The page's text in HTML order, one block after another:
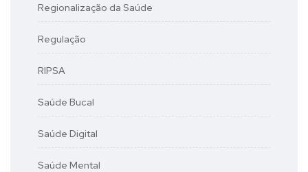
Regionalização da Saúde
Regulação
RIPSA
Saúde Bucal
Saúde Digital
Saúde Mental